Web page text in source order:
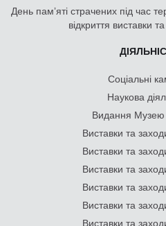
День памʼяті страчених під час
відкриття виставки
Соціальні
Наукова
Видання
Виставки та
Виставки та
Виставки та
Виставки та
Виставки та
Виставки та